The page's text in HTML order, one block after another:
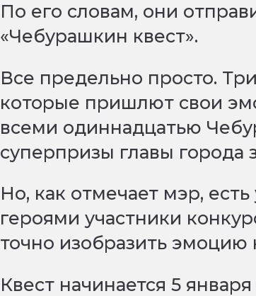
По его словам, они
«Чебурашкин квест».
Все предельно просто.
которые пришлют свои
всеми одиннадцатью
суперпризы главы города
Но, как отмечает мэр,
героями участники
точно изобразить
Квест начинается 5